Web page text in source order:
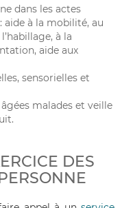
dans les actes
aide à la mobilité, au
l’habillage, à la
aide aux
sensorielles et
malades et veille
DES